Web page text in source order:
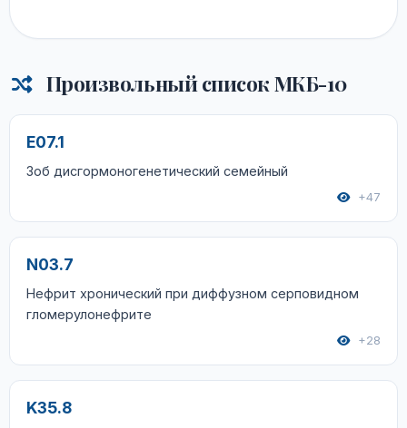
Произвольный список МКБ-10
E07.1
Зоб дисгормоногенетический семейный
+47
N03.7
Нефрит хронический при диффузном серповидном
гломерулонефрите
+28
K35.8